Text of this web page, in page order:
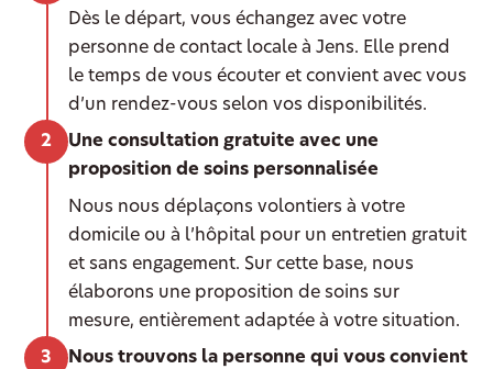
Dès le départ, vous échangez avec votre
personne de contact locale à Jens. Elle prend
le temps de vous écouter et convient avec vous
d’un rendez-vous selon vos disponibilités.
Une consultation gratuite avec une
proposition de soins personnalisée
Nous nous déplaçons volontiers à votre
domicile ou à l’hôpital pour un entretien gratuit
et sans engagement. Sur cette base, nous
élaborons une proposition de soins sur
mesure, entièrement adaptée à votre situation.
Nous trouvons la personne qui vous convient